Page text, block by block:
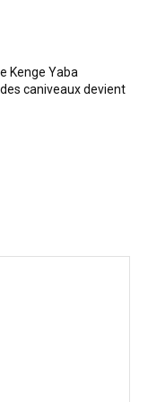
Kenge Yaba
caniveaux devient